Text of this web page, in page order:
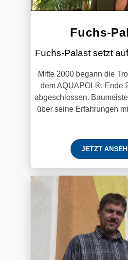
Fuchs-
Fuchs-Palast setzt
Mitte 2000 begann die
dem AQUAPOL®, Ende
abgeschlossen.
über seine Erfahrungen
JETZT